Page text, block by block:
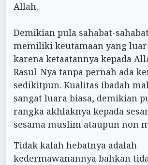
Allah.
Demikian pula sahabat-
memiliki keutamaan yang luar
karena ketaatannya kepada
Rasul-Nya tanpa pernah ada
sedikitpun. Kualitas ibadah
sangat luara biasa, demikian
rangka akhlaknya kepada
sesama muslim ataupun non
Tidak kalah hebatnya adalah
kedermawanannya bahkan